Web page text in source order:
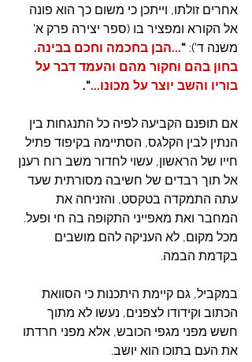
אחרים זולתו, וייתכן כי משום כך הוא פונה
אל הקורא ומפציר בו (ספר יצירה פרק א'
משנה ד'): "...הבן בחכמה וחכם בבינה.
בחון בהם וחקור מהם והעמד דבר על
בוריו והשב יוצר על מכונו...".
אם תופנם הקביעה לפיה כל התנגחות בין
הנתין לבין הקלגס, הסתיימה בקיפוד פתיל
חייו של הראשון, עשוי לחדור משב רוח רענן
אל תוך רבדים של חשיבה מסורתית שעד
עתה התמקדה בטקסט, והזניחה את
המחבר ואת מאפייני התקופה בה חי ופעל.
מכל מקום, לא העניקה להם מושבים
בקדמת הבמה.
במקביל, גם קיימת היתכנות כי הסוואת
הכתוב וקידודו לצפנים, נעשו לא מתוך
חשש מפני מגפי הכובש, אלא מפני חרדתו
את העם בתוכו הוא יושב.